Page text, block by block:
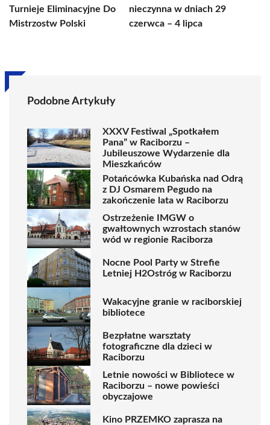
Turnieje Eliminacyjne Do
Mistrzostw Polski
nieczynna w dniach 29
czerwca – 4 lipca
Podobne Artykuły
XXXV Festiwal „Spotkałem
Pana” w Raciborzu –
Jubileuszowe Wydarzenie dla
Mieszkańców
Potańcówka Kubańska nad Odrą
z DJ Osmarem Pegudo na
zakończenie lata w Raciborzu
Ostrzeżenie IMGW o
gwałtownych wzrostach stanów
wód w regionie Raciborza
Nocne Pool Party w Strefie
Letniej H2Ostróg w Raciborzu
Wakacyjne granie w raciborskiej
bibliotece
Bezpłatne warsztaty
fotograficzne dla dzieci w
Raciborzu
Letnie nowości w Bibliotece w
Raciborzu – nowe powieści
obyczajowe
Kino PRZEMKO zaprasza na